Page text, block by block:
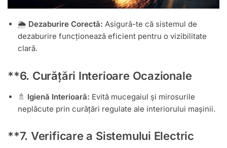
🌦️ Dezaburire Corectă: Asigură-te că sistemul de
dezaburire funcționează eficient pentru o vizibilitate
clară.
**6. Curățări Interioare Ocazionale
🚿 Igienă Interioară: Evită mucegaiul și mirosurile
neplăcute prin curățări regulate ale interiorului mașinii.
**7. Verificare a Sistemului Electric